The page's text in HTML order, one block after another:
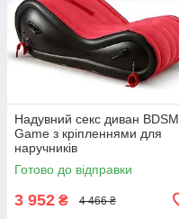
Надувний секс диван BDSM
Game з кріпленнями для
наручників
Готово до відправки
3 952 ₴ 4 466 ₴